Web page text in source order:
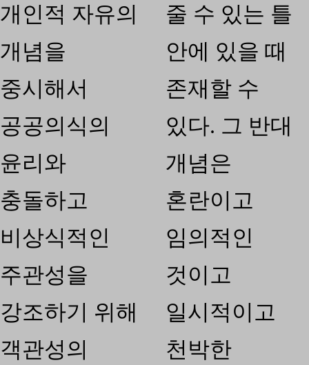
개인적 자유의
개념을
중시해서
공공의식의
윤리와
충돌하고
비상식적인
주관성을
강조하기 위해
객관성의
줄 수 있는 틀
안에 있을 때
존재할 수
있다. 그 반대
개념은
혼란이고
임의적인
것이고
일시적이고
천박한